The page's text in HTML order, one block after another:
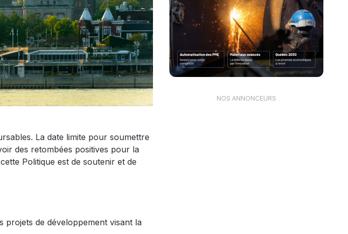
La date limite pour soumettre
des retombées positives pour la
Politique est de soutenir et de
projets de développement visant la
NOS ANNONCEURS